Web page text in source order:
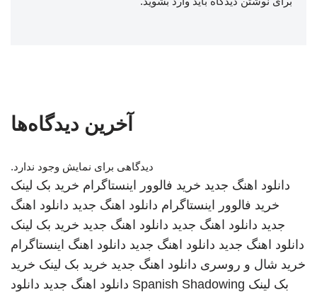
آخرین دیدگاه‌ها
دیدگاهی برای نمایش وجود ندارد.
دانلود اهنگ جدید خرید فالوور اینستاگرام خرید بک لینک
خرید فالوور اینستاگرام دانلود اهنگ جدید دانلود اهنگ
جدید دانلود اهنگ جدید دانلود اهنگ جدید خرید بک لینک
دانلود اهنگ جدید دانلود اهنگ جدید دانلود اهنگ اینستاگرام
خرید شال و روسری دانلود اهنگ جدید خرید بک لینک خرید
بک لینک Spanish Shadowing دانلود اهنگ جدید دانلود